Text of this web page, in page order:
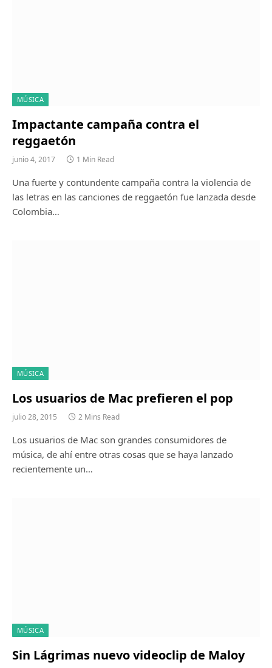
MÚSICA
Impactante campaña contra el
reggaetón
junio 4, 2017 1 Min Read
Una fuerte y contundente campaña contra la violencia de
las letras en las canciones de reggaetón fue lanzada desde
Colombia…
MÚSICA
Los usuarios de Mac prefieren el pop
julio 28, 2015 2 Mins Read
Los usuarios de Mac son grandes consumidores de
música, de ahí entre otras cosas que se haya lanzado
recientemente un…
MÚSICA
Sin Lágrimas nuevo videoclip de Maloy